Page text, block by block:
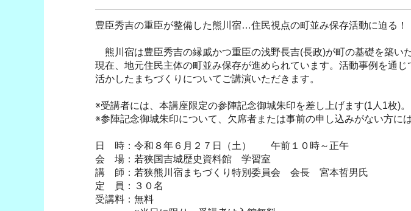
豊臣秀吉の重臣が整備した熊川宿…住民視点の町並み保存活動に迫る！
熊川宿は豊臣秀吉の縁戚かつ重臣の浅野長吉(長政)が町の基礎を築い
現在、地元住民主体の町並み保存が進められています。活動事例を通
活かしたまちづくりについてご講演いただきます。
※受講者には、本講座限定の参陣記念御城朱印を差し上げます(1人1枚)。
※参陣記念御城朱印について、欠席者または事前の申し込みがない方に
日 時：令和８年６月２７日（土） 午前１０時～正午
会 場：若狭国吉城歴史資料館 学習室
講 師：若狭熊川宿まちづくり特別委員会 会長 宮本哲男氏
定 員：３０名
受講料：無料